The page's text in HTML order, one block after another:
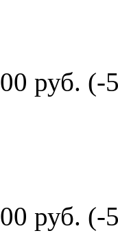
руб. (-
руб. (-